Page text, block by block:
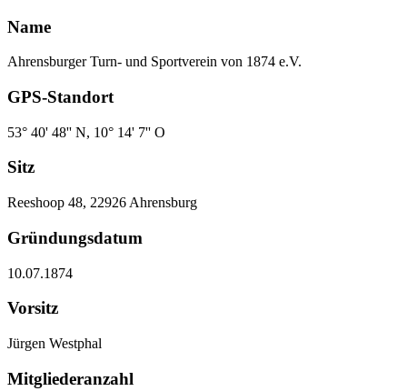
Name
Ahrensburger Turn- und Sportverein von 1874 e.V.
GPS-Standort
53° 40' 48'' N, 10° 14' 7'' O
Sitz
Reeshoop 48, 22926 Ahrensburg
Gründungsdatum
10.07.1874
Vorsitz
Jürgen Westphal
Mitgliederanzahl